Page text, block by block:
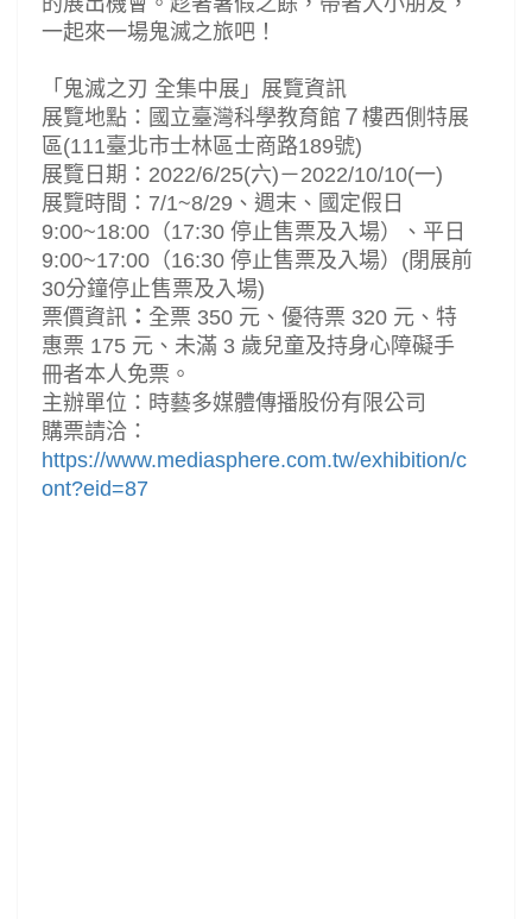
一起來一場鬼滅之旅吧！
「鬼滅之刃 全集中展」展覽資訊
展覽地點：國立臺灣科學教育館７樓西側特展
區(111臺北市士林區士商路189號)
展覽日期 ： 2022/6/25(六)－2022/10/10(一)
展覽時間 ： 7/1~8/29 、週末、國定假日
9:00~18:00 （17:30 停止售票及入場）、平日
9:00~17:00 （16:30 停止售票及入場） (閉展前
30分鐘停止售票及入場)
票價資訊 ： 全票 350 元、優待票 320 元、特
惠票 175 元、未滿 3 歲兒童及持身心障礙手
冊者本人免票。
主辦單位 ：時藝多媒體傳播股份有限公司
購票請洽 ：
https://www.mediasphere.com.tw/exhibition/c
ont?eid=87